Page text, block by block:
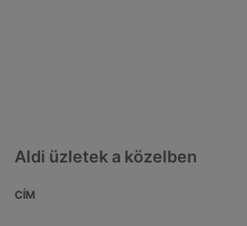
Aldi üzletek a közelben
CÍM